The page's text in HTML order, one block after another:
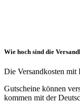
Wie hoch sind die
Die Versandkosten
Gutscheine können
kommen mit der